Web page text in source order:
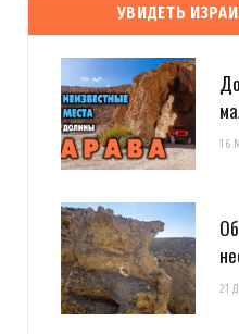
УВИДЕТЬ
16
21